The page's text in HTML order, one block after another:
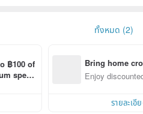
ทั้งหมด (2)
฿100 of
spen
Bring home
n with ease
Enjoy
รายละเอี